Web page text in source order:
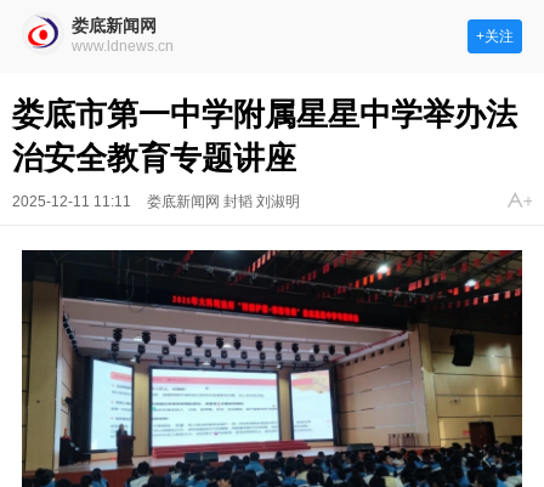
娄底新闻网
www.ldnews.cn
+关注
娄底市第一中学附属星星中学举办法
治安全教育专题讲座
2025-12-11 11:11 娄底新闻网 封韬 刘淑明